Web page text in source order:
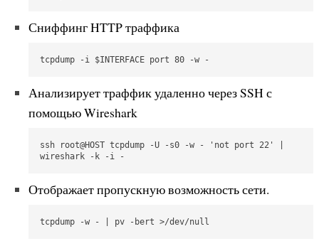
Сниффинг HTTP траффика
tcpdump -i $INTERFACE port 80 -w -
Анализирует траффик удаленно через SSH с
помощью Wireshark
ssh root@HOST tcpdump -U -s0 -w - 'not port 22' |
wireshark -k -i -
Отображает пропускную возможность сети.
tcpdump -w - | pv -bert >/dev/null